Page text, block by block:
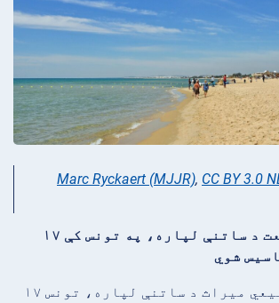
Marc Ryckaert (MJJR), CC BY 3.0
حقیقت ۸: د طبیعت د ساتنې لپاره، په تونس کې ۱۷
شوي
د خپل بډایه طبیعي میراث د ساتنې لپاره، تونس ۱۷